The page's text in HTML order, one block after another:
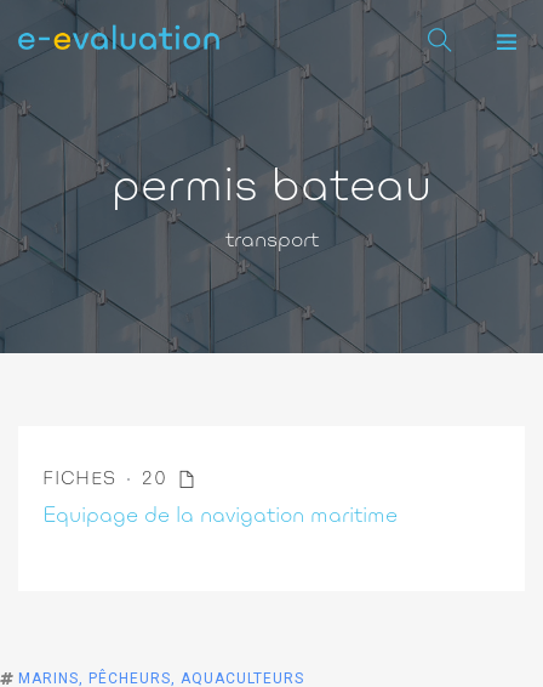
permis bateau
transport
FICHES 20
Equipage de la navigation maritime
MARINS, PÊCHEURS, AQUACULTEURS